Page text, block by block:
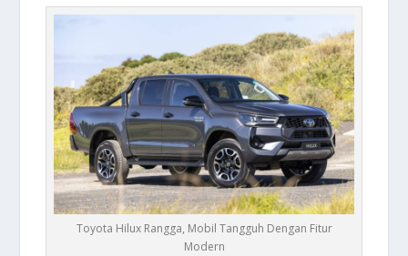
Toyota Hilux Rangga, Mobil Tangguh Dengan Fitur
Modern